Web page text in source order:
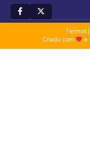
Termos|
Criado com
e